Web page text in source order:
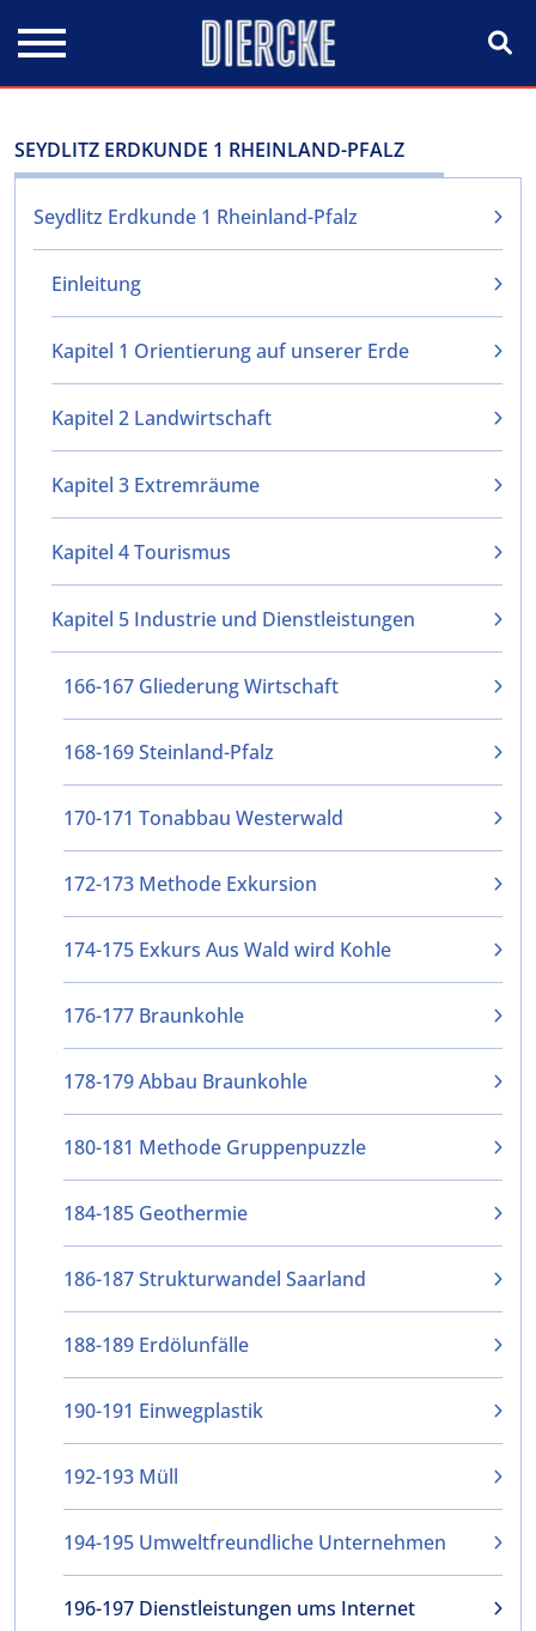
SEYDLITZ ERDKUNDE 1 RHEINLAND-PFALZ
Seydlitz Erdkunde 1 Rheinland-Pfalz
Einleitung
Kapitel 1 Orientierung auf unserer Erde
Kapitel 2 Landwirtschaft
Kapitel 3 Extremräume
Kapitel 4 Tourismus
Kapitel 5 Industrie und Dienstleistungen
166-167 Gliederung Wirtschaft
168-169 Steinland-Pfalz
170-171 Tonabbau Westerwald
172-173 Methode Exkursion
174-175 Exkurs Aus Wald wird Kohle
176-177 Braunkohle
178-179 Abbau Braunkohle
180-181 Methode Gruppenpuzzle
184-185 Geothermie
186-187 Strukturwandel Saarland
188-189 Erdölunfälle
190-191 Einwegplastik
192-193 Müll
194-195 Umweltfreundliche Unternehmen
196-197 Dienstleistungen ums Internet